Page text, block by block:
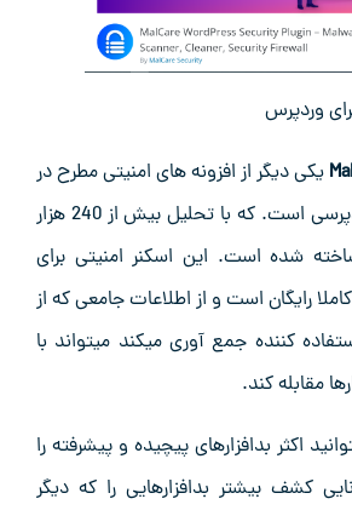
وردپرس
یکی دیگر از افزونه های امنیتی مطرح در
زمینه سایت های وردپرسی است. که با تحلیل بیش از 240 هزار
شده است. این اسکنر امنیتی برای
رایگان است و از اطلاعات جامعی که از
کننده جمع آوری میکند میتواند با
مقابله کند.
اکثر بدافزارهای پیچیده و پیشرفته را
کشف بیشتر بدافزارهایی را که دیگر